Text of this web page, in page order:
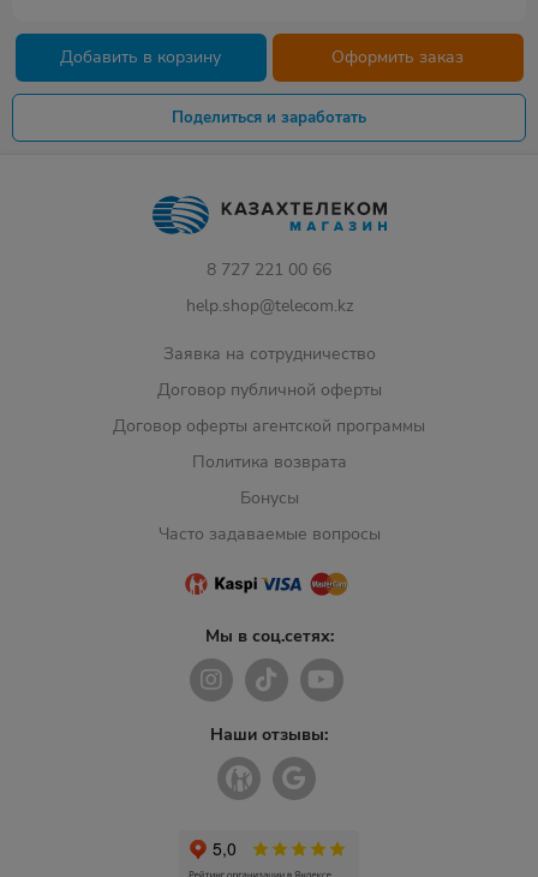
Добавить в корзину Оформить заказ
Поделиться и заработать
8 727 221 00 66
help.shop@telecom.kz
Заявка на сотрудничество
Договор публичной оферты
Договор оферты агентской программы
Политика возврата
Бонусы
Часто задаваемые вопросы
Мы в соц.сетях:
Наши отзывы: